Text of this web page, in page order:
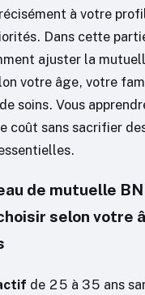
à votre
Dans cette
ajuster la
votre âge, votre
soins. Vous
coût sans sacrifier
de mutuelle
selon votre
de 25 à 35 ans